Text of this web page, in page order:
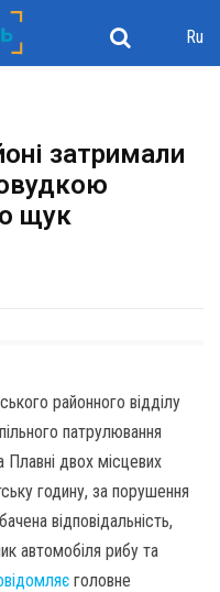
Ru
затримали
щук
районного відділу
патрулювання
Плавні двох місцевих
годину, за порушення
відповідальність,
автомобіля рибу та
головне